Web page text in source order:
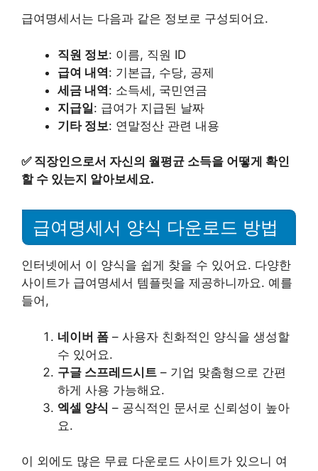
급여명세서는 다음과 같은 정보로 구성되어요.
직원 정보: 이름, 직원 ID
급여 내역: 기본급, 수당, 공제
세금 내역: 소득세, 국민연금
지급일: 급여가 지급된 날짜
기타 정보: 연말정산 관련 내용
✅ 직장인으로서 자신의 월평균 소득을 어떻게 확인
할 수 있는지 알아보세요.
급여명세서 양식 다운로드 방법
인터넷에서 이 양식을 쉽게 찾을 수 있어요. 다양한
사이트가 급여명세서 템플릿을 제공하니까요. 예를
들어,
네이버 폼 – 사용자 친화적인 양식을 생성할
수 있어요.
구글 스프레드시트 – 기업 맞춤형으로 간편
하게 사용 가능해요.
엑셀 양식 – 공식적인 문서로 신뢰성이 높아
요.
이 외에도 많은 무료 다운로드 사이트가 있으니 여